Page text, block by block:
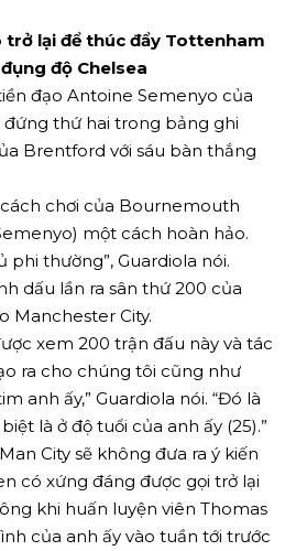
trở lại để thúc đẩy Tottenham
độ Chelsea
đạo Antoine Semenyo của
thứ hai trong bảng ghi
Brentford với sáu bàn thắng
chơi của Bournemouth
một cách hoàn hảo.
phi thường”, Guardiola nói.
dấu lần ra sân thứ 200 của
Manchester City.
xem 200 trận đấu này và tác
ra cho chúng tôi cũng như
anh ấy,” Guardiola nói. “Đó là
là ở độ tuổi của anh ấy (25).”
City sẽ không đưa ra ý kiến
có xứng đáng được gọi trở lại
khi huấn luyện viên Thomas
của anh ấy vào tuần tới trước